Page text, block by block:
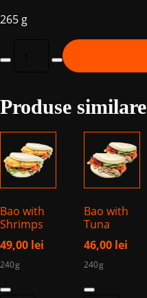
265 g
Bacon
Produse similare
Bao with
Shrimps
49,00 lei
240g
Cantitate
Bao with
Tuna
46,00 lei
240g
Cantitate